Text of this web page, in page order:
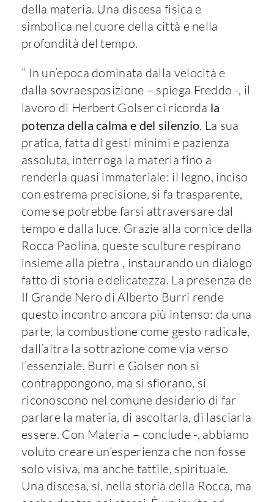
della materia. Una discesa fisica e
simbolica nel cuore della città e nella
profondità del tempo.
” In un’epoca dominata dalla velocità e
dalla sovraesposizione – spiega Freddo -, il
lavoro di Herbert Golser ci ricorda la
potenza della calma e del silenzio. La sua
pratica, fatta di gesti minimi e pazienza
assoluta, interroga la materia fino a
renderla quasi immateriale: il legno, inciso
con estrema precisione, si fa trasparente,
come se potrebbe farsi attraversare dal
tempo e dalla luce. Grazie alla cornice della
Rocca Paolina, queste sculture respirano
insieme alla pietra , instaurando un dialogo
fatto di storia e delicatezza. La presenza de
Il Grande Nero di Alberto Burri rende
questo incontro ancora più intenso: da una
parte, la combustione come gesto radicale,
dall’altra la sottrazione come via verso
l’essenziale. Burri e Golser non si
contrappongono, ma si sfiorano, si
riconoscono nel comune desiderio di far
parlare la materia, di ascoltarla, di lasciarla
essere. Con Materia – conclude -, abbiamo
voluto creare un’esperienza che non fosse
solo visiva, ma anche tattile, spirituale.
Una discesa, sì, nella storia della Rocca, ma